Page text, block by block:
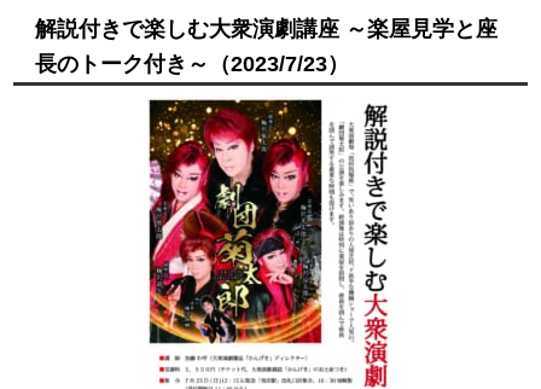
解説付きで楽しむ大衆演劇講座 ～楽屋見学と座
長のトーク付き～
（2023/7/23）